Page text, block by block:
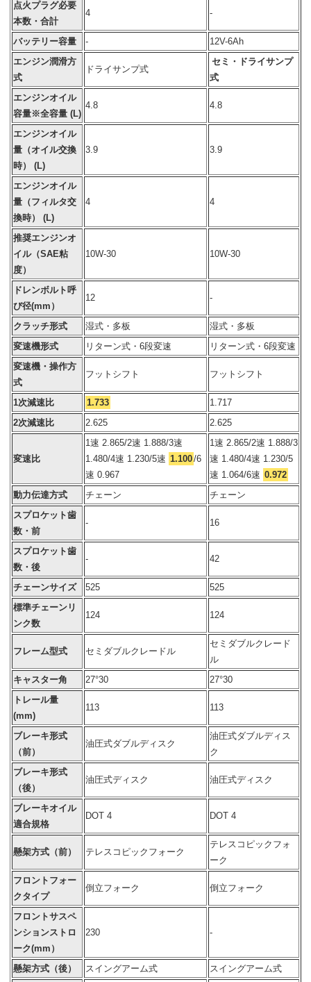
点火プラグ必要
本数・合計
4 -
バッテリー容量 -
12V-6Ah
エンジン潤滑方
式
ドライサンプ式
セミ・ドライサンプ
式
エンジンオイル
容量※全容量 (L)
4.8 4.8
エンジンオイル
量（オイル交換
時） (L)
3.9 3.9
エンジンオイル
量（フィルタ交
換時） (L)
4 4
推奨エンジンオ
イル（SAE粘
度）
10W-30 10W-30
ドレンボルト呼
び径(mm）
12 -
クラッチ形式 湿式・多板
湿式・多板
変速機形式
リターン式・6段変速
リターン式・6段変速
変速機・操作方
式
フットシフト フットシフト
1次減速比 1.733
1.717
2次減速比
2.625 2.625
変速比
1速 2.865/2速 1.888/3速
1.480/4速 1.230/5速 1.100/6
速 0.967
1速 2.865/2速 1.888/3
速 1.480/4速 1.230/5
速 1.064/6速 0.972
動力伝達方式
チェーン
チェーン
スプロケット歯
数・前
- 16
スプロケット歯
数・後
- 42
チェーンサイズ 525
525
標準チェーンリ
ンク数
124 124
フレーム型式 セミダブルクレードル
セミダブルクレード
ル
キャスター角
27°30
27°30
トレール量
(mm)
113 113
ブレーキ形式
（前）
油圧式ダブルディスク
油圧式ダブルディス
ク
ブレーキ形式
（後）
油圧式ディスク 油圧式ディスク
ブレーキオイル
適合規格
DOT 4 DOT 4
懸架方式（前） テレスコピックフォーク
テレスコピックフォ
ーク
フロントフォー
クタイプ
倒立フォーク 倒立フォーク
フロントサスペ
ンションストロ
ーク(mm）
230 -
懸架方式（後） スイングアーム式
スイングアーム式